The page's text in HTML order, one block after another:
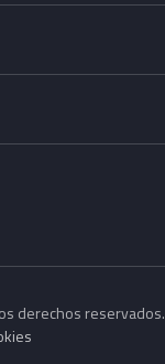
derechos reservados.